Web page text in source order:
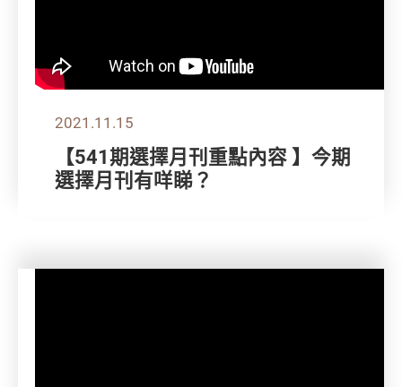
2021.11.15
【541期選擇月刊重點內容 】今期
選擇月刊有咩睇？